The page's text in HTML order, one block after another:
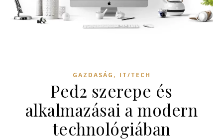
GAZDASÁG , IT/TECH
Ped2 szerepe és
alkalmazásai a modern
technológiában